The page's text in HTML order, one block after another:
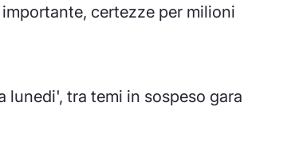
certezze per milioni
tra temi in sospeso gara